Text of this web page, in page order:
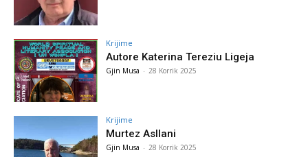
Krijime
Autore Katerina Tereziu Ligeja
Gjin Musa - 28 Korrik 2025
Krijime
Murtez Asllani
Gjin Musa - 28 Korrik 2025